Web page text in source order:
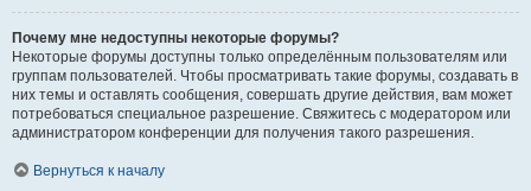
Почему мне недоступны некоторые форумы?
Некоторые форумы доступны только определённым пользователям или
группам пользователей. Чтобы просматривать такие форумы, создавать в
них темы и оставлять сообщения, совершать другие действия, вам может
потребоваться специальное разрешение. Свяжитесь с модератором или
администратором конференции для получения такого разрешения.
Вернуться к началу